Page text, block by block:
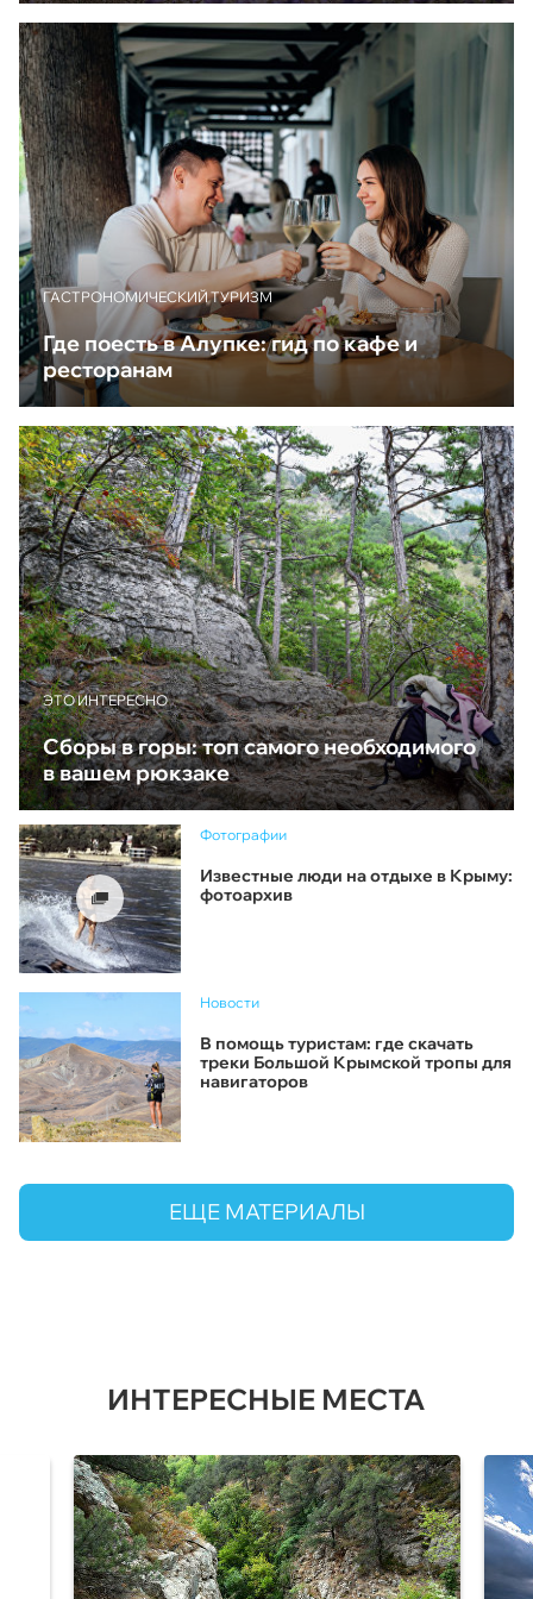
ГАСТРОНОМИЧЕСКИЙ ТУРИЗМ
Где поесть в Алупке: гид по кафе и
ресторанам
ЭТО ИНТЕРЕСНО
Сборы в горы: топ самого необходимого
в вашем рюкзаке
Фотографии
Известные люди на отдыхе в Крыму:
фотоархив
Новости
В помощь туристам: где скачать
треки Большой Крымской тропы для
навигаторов
ЕЩЕ МАТЕРИАЛЫ
ИНТЕРЕСНЫЕ МЕСТА